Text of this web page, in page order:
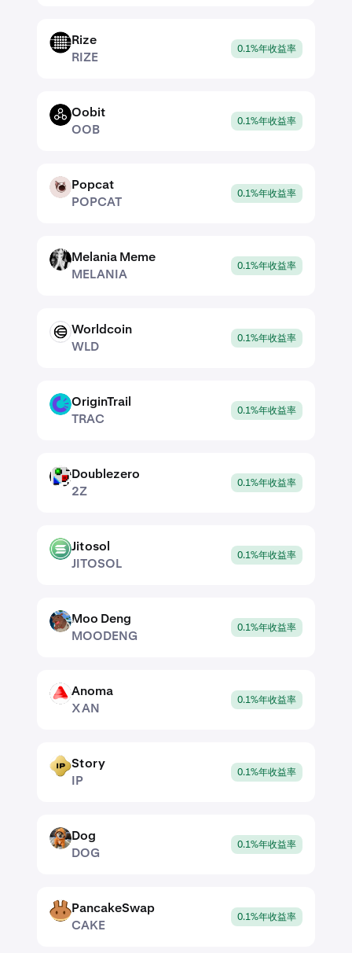
RIZE
Rize
RIZE
0.1%年收益率
OOB
Oobit
OOB
0.1%年收益率
POPCAT
Popcat
POPCAT
0.1%年收益率
MELANIAMelania Meme
MELANIA
0.1%年收益率
WLD
Worldcoin
WLD
0.1%年收益率
TRAC OriginTrail
TRAC
0.1%年收益率
2Z
Doublezero
2Z
0.1%年收益率
JITOSOL Jitosol
JITOSOL
0.1%年收益率
MOODENGMoo Deng
MOODENG
0.1%年收益率
XAN
Anoma
XAN
0.1%年收益率
IP
Story
IP
0.1%年收益率
DOG
Dog
DOG
0.1%年收益率
CAKE
PancakeSwap
CAKE
0.1%年收益率